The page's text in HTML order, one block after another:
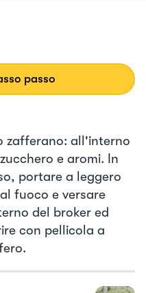
passo
zafferano: all'interno
e aromi. In
portare a leggero
fuoco e versare
del broker ed
con pellicola a